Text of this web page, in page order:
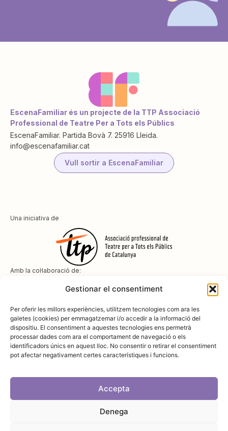
Gestionar el consentiment
Per oferir les millors experiències, utilitzem tecnologies com ara les
galetes (cookies) per emmagatzemar i/o accedir a la informació del
dispositiu. El consentiment a aquestes tecnologies ens permetrà
processar dades com ara el comportament de navegació o els
identificadors únics en aquest lloc. No consentir o retirar el consentiment
pot afectar negativament certes característiques i funcions.
Accepta
Denega
EscenaFamiliar és un projecte de la TTP Associació
Professional de Teatre Per a Tots els Públics
EscenaFamiliar. Partida Bovà 7. 25916 Lleida.
info@escenafamiliar.cat
Vull sortir a EscenaFamiliar
Una iniciativa de
Amb la col·laboració de:
Amb el suport de